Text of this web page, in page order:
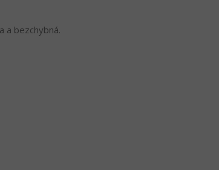
a bezchybná.